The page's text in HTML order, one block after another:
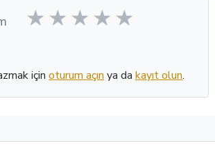
içinoturum açın ya dakayıt olun.